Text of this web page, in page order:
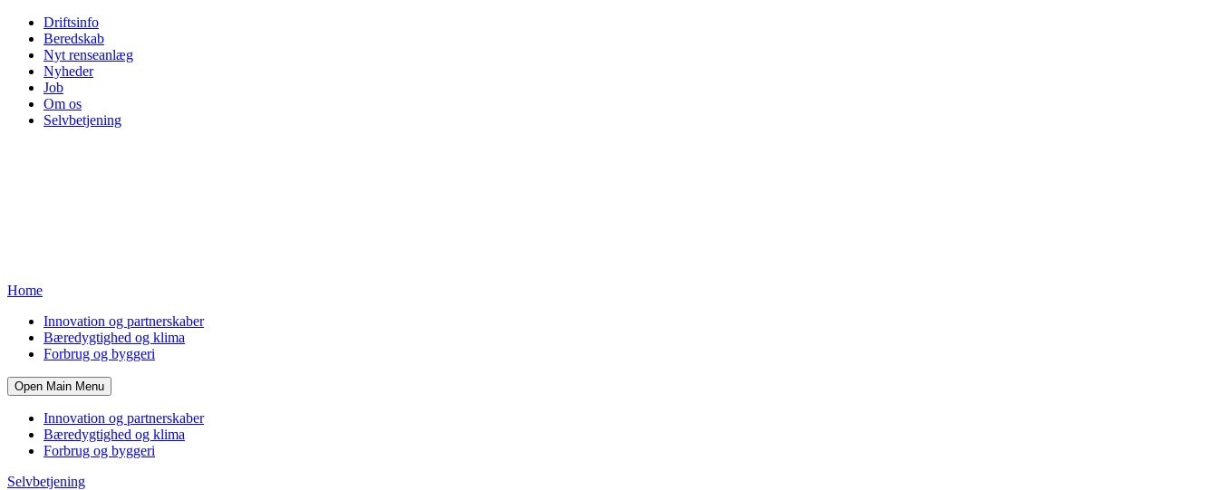
Driftsinfo
Beredskab
Nyt renseanlæg
Nyheder
Job
Om os
Selvbetjening
Home
Innovation og partnerskaber
Bæredygtighed og klima
Forbrug og byggeri
Open Main Menu
Innovation og partnerskaber
Bæredygtighed og klima
Forbrug og byggeri
Selvbetjening